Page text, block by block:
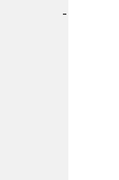
-